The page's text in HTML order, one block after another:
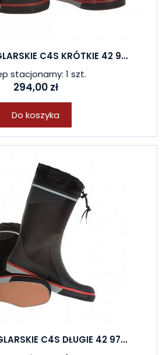
C4S KRÓTKIE 42 9...
stacjonarny: 1 szt.
294,00 zł
Do koszyka
C4S DŁUGIE 42 97...